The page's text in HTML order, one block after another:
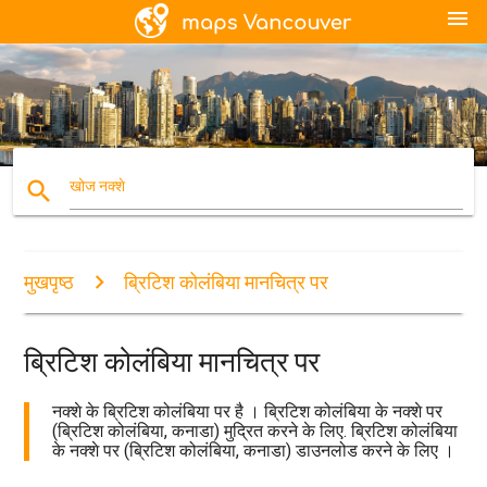
menu
search खोज नक्शे
मुखपृष्ठ ब्रिटिश कोलंबिया मानचित्र पर
ब्रिटिश कोलंबिया मानचित्र पर
नक्शे के ब्रिटिश कोलंबिया पर है । ब्रिटिश कोलंबिया के नक्शे पर
(ब्रिटिश कोलंबिया, कनाडा) मुद्रित करने के लिए. ब्रिटिश कोलंबिया
के नक्शे पर (ब्रिटिश कोलंबिया, कनाडा) डाउनलोड करने के लिए ।